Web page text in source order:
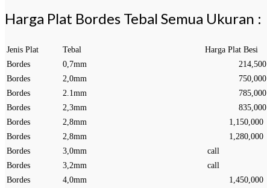
Harga Plat Bordes Tebal Semua Ukuran :
Jenis Plat Tebal
Harga Plat Besi
Bordes
0,7mm
214,500
Bordes
2,0mm
750,000
Bordes
2.1mm
785,000
Bordes
2,3mm
835,000
Bordes
2,8mm
1,150,000
Bordes
2,8mm
1,280,000
Bordes
3,0mm
call
Bordes
3,2mm
call
Bordes
4,0mm
1,450,000